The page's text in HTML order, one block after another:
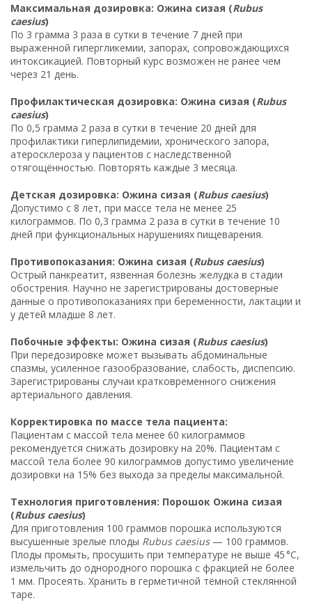
Максимальная дозировка: Ожина сизая (Rubus
caesius)
По 3 грамма 3 раза в сутки в течение 7 дней при
выраженной гипергликемии, запорах, сопровождающихся
интоксикацией. Повторный курс возможен не ранее чем
через 21 день.
Профилактическая дозировка: Ожина сизая (Rubus
caesius)
По 0,5 грамма 2 раза в сутки в течение 20 дней для
профилактики гиперлипидемии, хронического запора,
атеросклероза у пациентов с наследственной
отягощённостью. Повторять каждые 3 месяца.
Детская дозировка: Ожина сизая (Rubus caesius)
Допустимо с 8 лет, при массе тела не менее 25
килограммов. По 0,3 грамма 2 раза в сутки в течение 10
дней при функциональных нарушениях пищеварения.
Противопоказания: Ожина сизая (Rubus caesius)
Острый панкреатит, язвенная болезнь желудка в стадии
обострения. Научно не зарегистрированы достоверные
данные о противопоказаниях при беременности, лактации и
у детей младше 8 лет.
Побочные эффекты: Ожина сизая (Rubus caesius)
При передозировке может вызывать абдоминальные
спазмы, усиленное газообразование, слабость, диспепсию.
Зарегистрированы случаи кратковременного снижения
артериального давления.
Корректировка по массе тела пациента:
Пациентам с массой тела менее 60 килограммов
рекомендуется снижать дозировку на 20%. Пациентам с
массой тела более 90 килограммов допустимо увеличение
дозировки на 15% без выхода за пределы максимальной.
Технология приготовления: Порошок Ожина сизая
(Rubus caesius)
Для приготовления 100 граммов порошка используются
высушенные зрелые плоды Rubus caesius— 100 граммов.
Плоды промыть, просушить при температуре не выше 45 °C,
измельчить до однородного порошка с фракцией не более
1 мм. Просеять. Хранить в герметичной тёмной стеклянной
таре.